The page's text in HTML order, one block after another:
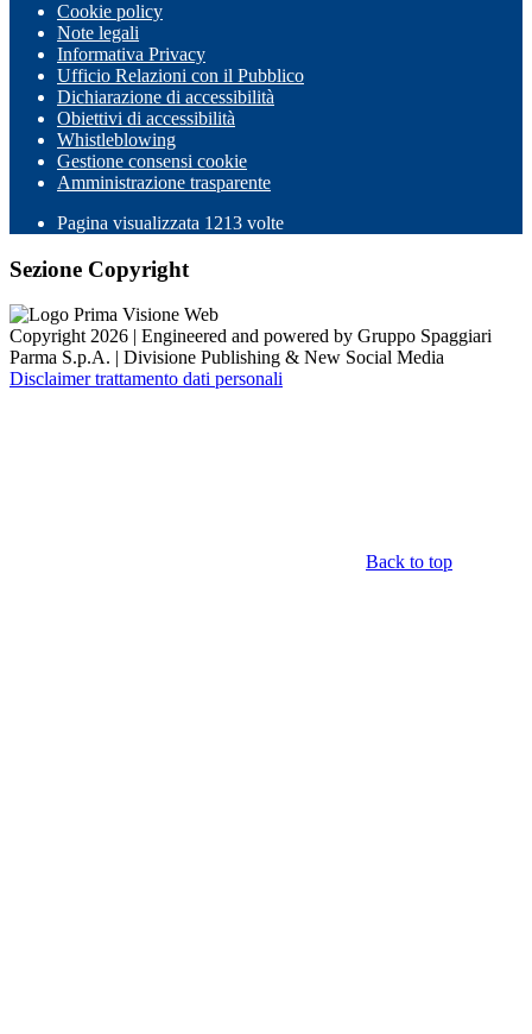
Cookie policy
Note legali
Informativa Privacy
Ufficio Relazioni con il Pubblico
Dichiarazione di accessibilità
Obiettivi di accessibilità
Whistleblowing
Gestione consensi cookie
Amministrazione trasparente
Pagina visualizzata 1213 volte
Sezione Copyright
Copyright 2026 | Engineered and powered by Gruppo Spaggiari
Parma S.p.A. | Divisione Publishing & New Social Media
Disclaimer trattamento dati personali
Back to top